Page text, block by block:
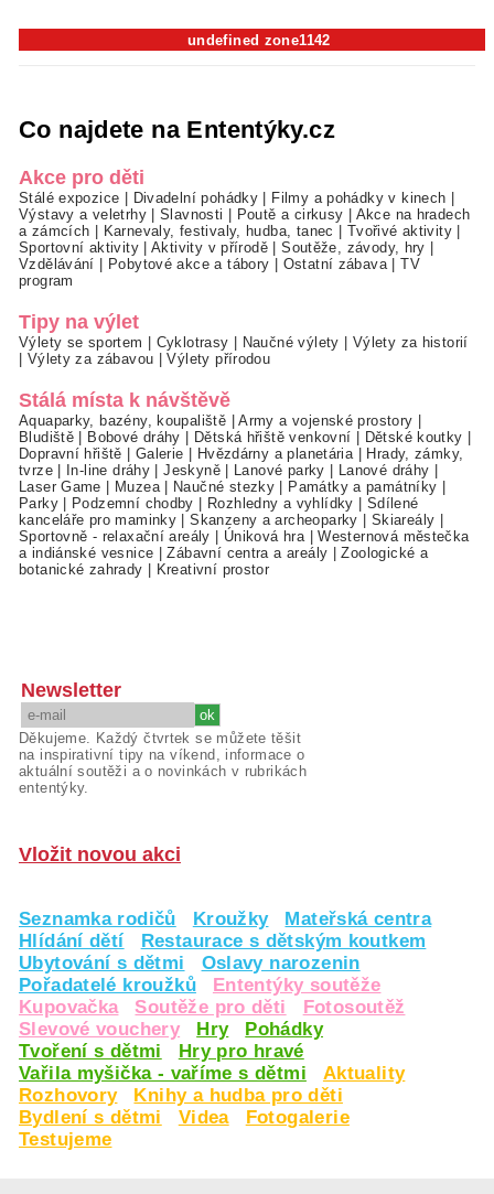
undefined zone1142
Co najdete na Ententýky.cz
Akce pro děti
Stálé expozice | Divadelní pohádky | Filmy a pohádky v kinech |
Výstavy a veletrhy|Slavnosti | Poutě a cirkusy | Akce na hradech
a zámcích | Karnevaly, festivaly, hudba, tanec | Tvořivé aktivity |
Sportovní aktivity|Aktivity v přírodě |Soutěže, závody, hry |
Vzdělávání | Pobytové akce a tábory | Ostatní zábava |TV
program
Tipy na výlet
Výlety se sportem | Cyklotrasy | Naučné výlety | Výlety za historií
| Výlety za zábavou |Výlety přírodou
Stálá místa k návštěvě
Aquaparky, bazény, koupaliště |Army a vojenské prostory |
Bludiště | Bobové dráhy | Dětská hřiště venkovní | Dětské koutky |
Dopravní hřiště | Galerie | Hvězdárny a planetária | Hrady, zámky,
tvrze| In-line dráhy |Jeskyně| Lanové parky | Lanové dráhy |
Laser Game | Muzea| Naučné stezky | Památky a památníky |
Parky| Podzemní chodby | Rozhledny a vyhlídky | Sdílené
kanceláře pro maminky |Skanzeny a archeoparky | Skiareály |
Sportovně - relaxační areály | Úniková hra |Westernová městečka
a indiánské vesnice |Zábavní centra a areály |Zoologické a
botanické zahrady | Kreativní prostor
Newsletter
Děkujeme. Každý čtvrtek se můžete těšit
na inspirativní tipy na víkend, informace o
aktuální soutěži a o novinkách v rubrikách
ententýky.
Vložit novou akci
Seznamka rodičů Kroužky
Mateřská centra
Hlídání dětí
Restaurace s dětským koutkem
Ubytování s dětmi
Oslavy narozenin
Pořadatelé kroužků
Ententýky soutěže
Kupovačka
Soutěže pro děti
Fotosoutěž
Slevové vouchery
Hry
Pohádky
Tvoření s dětmi
Hry pro hravé
Vařila myšička - vaříme s dětmi
Aktuality
Rozhovory
Knihy a hudba pro děti
Bydlení s dětmi
Videa
Fotogalerie
Testujeme